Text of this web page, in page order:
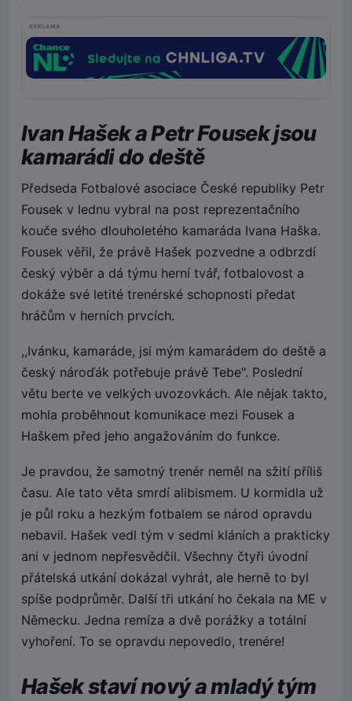
REKLAMA
Ivan Hašek a Petr Fousek jsou
kamarádi do deště
Předseda Fotbalové asociace České republiky Petr
Fousek v lednu vybral na post reprezentačního
kouče svého dlouholetého kamaráda Ivana Haška.
Fousek věřil, že právě Hašek pozvedne a odbrzdí
český výběr a dá týmu herní tvář, fotbalovost a
dokáže své letité trenérské schopnosti předat
hráčům v herních prvcích.
,,Ivánku, kamaráde, jsi mým kamarádem do deště a
český nároďák potřebuje právě Tebe". Poslední
větu berte ve velkých uvozovkách. Ale nějak takto,
mohla proběhnout komunikace mezi Fousek a
Haškem před jeho angažováním do funkce.
Je pravdou, že samotný trenér neměl na sžití příliš
času. Ale tato věta smrdí alibismem. U kormidla už
je půl roku a hezkým fotbalem se národ opravdu
nebavil. Hašek vedl tým v sedmi kláních a prakticky
ani v jednom nepřesvědčil. Všechny čtyři úvodní
přátelská utkání dokázal vyhrát, ale herně to byl
spíše podprůměr. Další tři utkání ho čekala na ME v
Německu. Jedna remíza a dvě porážky a totální
vyhoření. To se opravdu nepovedlo, trenére!
Hašek staví nový a mladý tým